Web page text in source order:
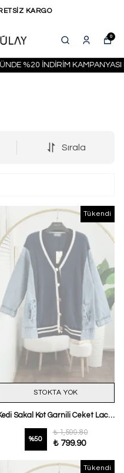
SEÇENEĞİ
0
%20 İNDİRİM KAMPANYASI
Sırala
Tükendi
STOKTA YOK
Kedi Sakal Kot Garnili Ceket Lacivert
%50
₺ 1,599.80
₺ 799.90
Tükendi